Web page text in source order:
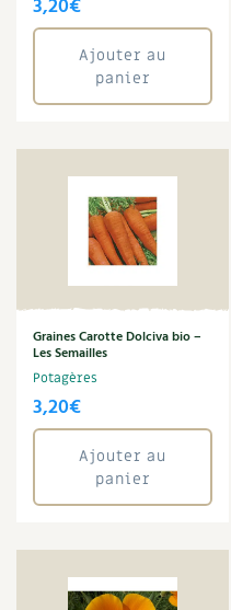
3,20€
Ajouter au
panier
Graines Carotte Dolciva bio –
Les Semailles
Potagères
3,20€
Ajouter au
panier